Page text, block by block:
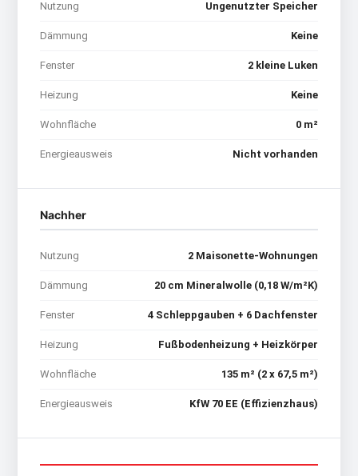
Nutzung Ungenutzter Speicher
Dämmung Keine
Fenster 2 kleine Luken
Heizung Keine
Wohnfläche 0 m²
Energieausweis Nicht vorhanden
Nachher
Nutzung 2 Maisonette-Wohnungen
Dämmung 20 cm Mineralwolle (0,18 W/m²K)
Fenster 4 Schleppgauben + 6 Dachfenster
Heizung Fußbodenheizung + Heizkörper
Wohnfläche 135 m² (2 x 67,5 m²)
Energieausweis KfW 70 EE (Effizienzhaus)